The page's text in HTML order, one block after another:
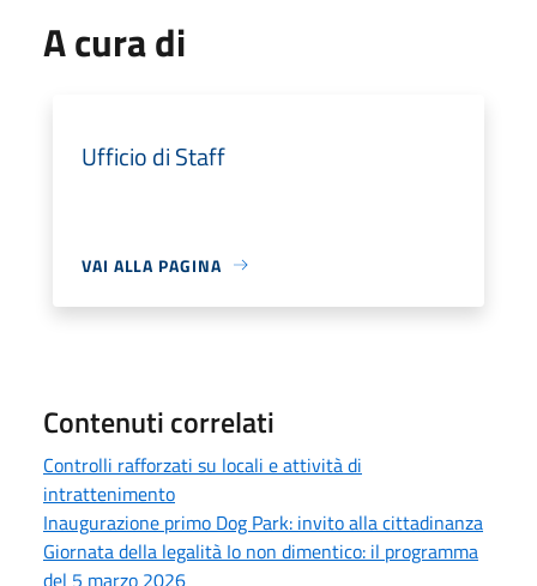
A cura di
Ufficio di Staff
VAI ALLA PAGINA
Contenuti correlati
Controlli rafforzati su locali e attività di
intrattenimento
Inaugurazione primo Dog Park: invito alla cittadinanza
Giornata della legalità Io non dimentico: il programma
del 5 marzo 2026